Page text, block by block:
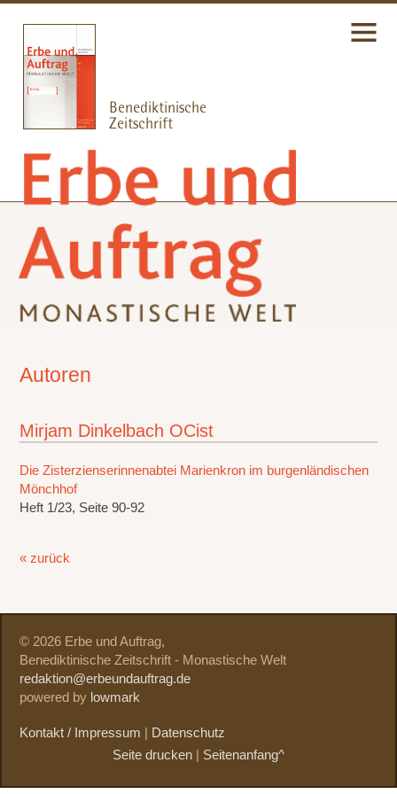
Autoren
Mirjam Dinkelbach OCist
Die Zisterzienserinnenabtei Marienkron im burgenländischen
Mönchhof
Heft 1/23, Seite 90-92
« zurück
© 2026 Erbe und Auftrag,
Benediktinische Zeitschrift - Monastische Welt
redaktion@erbeundauftrag.de
powered by lowmark
Kontakt / Impressum
Datenschutz
Seite drucken
Seitenanfang^